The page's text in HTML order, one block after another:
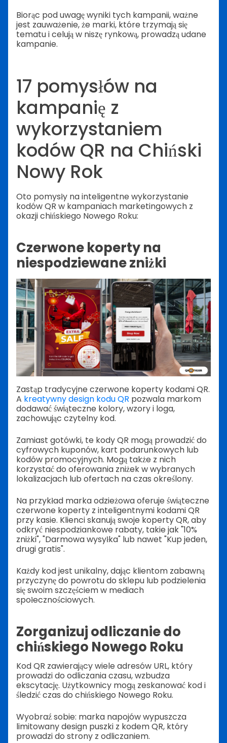
Biorąc pod uwagę wyniki tych kampanii, ważne
jest zauważenie, że marki, które trzymają się
tematu i celują w niszę rynkową, prowadzą udane
kampanie.
17 pomysłów na
kampanię z
wykorzystaniem
kodów QR na Chiński
Nowy Rok
Oto pomysły na inteligentne wykorzystanie
kodów QR w kampaniach marketingowych z
okazji chińskiego Nowego Roku:
Czerwone koperty na
niespodziewane zniżki
Zastąp tradycyjne czerwone koperty kodami QR.
A kreatywny design kodu QR pozwala markom
dodawać świąteczne kolory, wzory i loga,
zachowując czytelny kod.
Zamiast gotówki, te kody QR mogą prowadzić do
cyfrowych kuponów, kart podarunkowych lub
kodów promocyjnych. Mogą także z nich
korzystać do oferowania zniżek w wybranych
lokalizacjach lub ofertach na czas określony.
Na przykład marka odzieżowa oferuje świąteczne
czerwone koperty z inteligentnymi kodami QR
przy kasie. Klienci skanują swoje koperty QR, aby
odkryć niespodziankowe rabaty, takie jak "10%
zniżki", "Darmowa wysyłka" lub nawet "Kup jeden,
drugi gratis".
Każdy kod jest unikalny, dając klientom zabawną
przyczynę do powrotu do sklepu lub podzielenia
się swoim szczęściem w mediach
społecznościowych.
Zorganizuj odliczanie do
chińskiego Nowego Roku
Kod QR zawierający wiele adresów URL, który
prowadzi do odliczania czasu, wzbudza
ekscytację. Użytkownicy mogą zeskanować kod i
śledzić czas do chińskiego Nowego Roku.
Wyobraź sobie: marka napojów wypuszcza
limitowany design puszki z kodem QR, który
prowadzi do strony z odliczaniem.